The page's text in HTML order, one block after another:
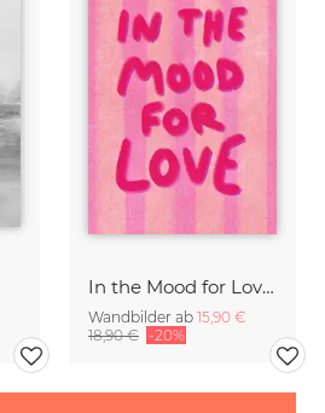
In the Mood for Love - Handlettering
Wandbilder ab 15,90 €
18,90 € -20%